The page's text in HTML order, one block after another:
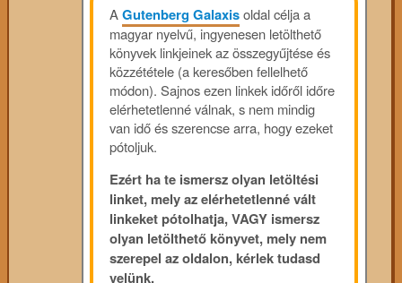
AGutenberg Galaxisoldal célja a
magyar nyelvű, ingyenesen letölthető
könyvek linkjeinek az összegyűjtése és
közzététele (a keresőben fellelhető
módon). Sajnos ezen linkek időről időre
elérhetetlenné válnak, s nem mindig
van idő és szerencse arra, hogy ezeket
pótoljuk.
Ezért ha te ismersz olyan letöltési
linket, mely az elérhetetlenné vált
linkeket pótolhatja, VAGY ismersz
olyan letölthető könyvet, mely nem
szerepel az oldalon, kérlek tudasd
velünk.